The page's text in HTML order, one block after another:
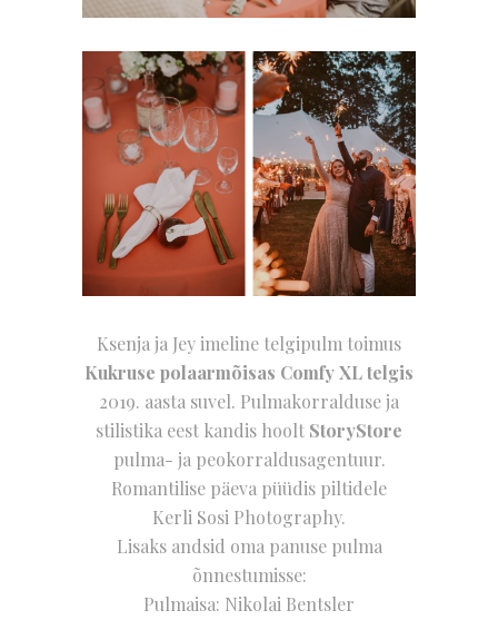
Ksenja ja Jey imeline telgipulm toimus
Kukruse polaarmõisas Comfy XL telgis
2019. aasta suvel. Pulmakorralduse ja
stilistika eest kandis hoolt StoryStore
pulma- ja peokorraldusagentuur.
Romantilise päeva püüdis piltidele
Kerli Sosi Photography.
Lisaks andsid oma panuse pulma
õnnestumisse:
Pulmaisa: Nikolai Bentsler